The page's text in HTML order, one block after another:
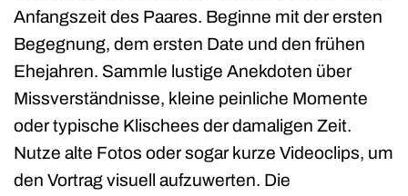
Anfangszeit des Paares. Beginne mit der ersten
Begegnung, dem ersten Date und den frühen
Ehejahren. Sammle lustige Anekdoten über
Missverständnisse, kleine peinliche Momente
oder typische Klischees der damaligen Zeit.
Nutze alte Fotos oder sogar kurze Videoclips, um
den Vortrag visuell aufzuwerten. Die